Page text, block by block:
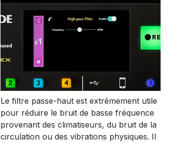
Le filtre passe-haut est extrêmement utile
pour réduire le bruit de basse fréquence
provenant des climatiseurs, du bruit de la
circulation ou des vibrations physiques. Il